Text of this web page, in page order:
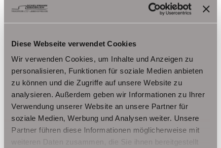
Diese Webseite verwendet Cookies
Wir verwenden Cookies, um Inhalte und Anzeigen zu
personalisieren, Funktionen für soziale Medien anbieten
zu können und die Zugriffe auf unsere Website zu
analysieren. Außerdem geben wir Informationen zu Ihrer
Verwendung unserer Website an unsere Partner für
soziale Medien, Werbung und Analysen weiter. Unsere
Partner führen diese Informationen möglicherweise mit
weiteren Daten zusammen, die Sie ihnen bereitgestellt
Erfurt / Molsdorf
Erfurt /Andreasvorstadt Erfurt/ Frienstedt
Erfurt/ Salomonsborn
Erfurt/ Vieselbach
Gotha
Grammetal
Großheringen Gräfenhain/ Ohrdruf
Herbsleben
Ichtershausen Kleinmölsen
Kutzleben / Lützensömmern
Nesse- Apfelstädt / Kornhochheim Nohra Oberhof
Ohrdruf Riethnordhausen Ruhla
Saalfeld/Saale / Remschütz
Steinbach-Hallenberg/ Viernau